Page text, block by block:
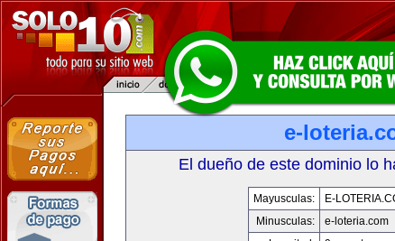
e-
El dueño de este dominio lo
Mayusculas:
E-
Minusculas:
e-loteria.com